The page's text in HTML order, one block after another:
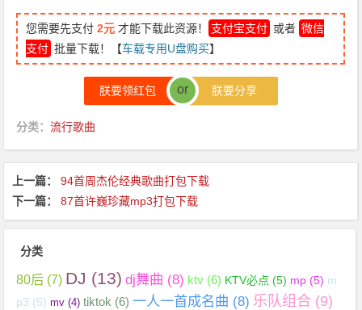
您需要先支付2元 才能下载此资源！ 支付宝支付 或者 微信
支付 批量下载！【车载专用U盘购买】
朕要领红包 or 朕要分享
分类：流行歌曲
上一篇：
94首周杰伦经典歌曲打包下载
下一篇：
87首许巍珍藏mp3打包下载
分类
80后 (7) DJ (13) dj舞曲 (8) ktv (6) KTV必点 (5) mp (5) m
p3 (5) mv (4) tiktok (6) 一人一首成名曲 (8) 乐队组合 (9)